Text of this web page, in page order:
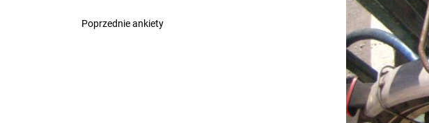
Poprzednie ankiety